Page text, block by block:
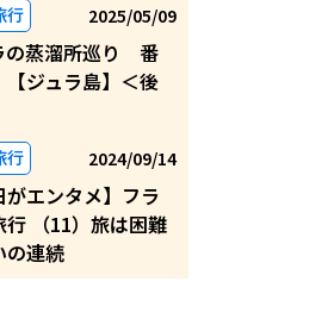
行 2025/05/09
の蒸溜所巡り 番
ジュラ島】＜後
行 2024/09/14
がエンタメ】フラ
行 （11）旅は困難
の連続